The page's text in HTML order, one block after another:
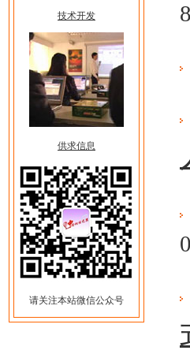
技术开发
供求信息
请关注本站微信公众号